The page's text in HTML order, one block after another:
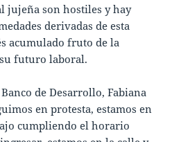
jujeña son hostiles y hay
derivadas de esta
acumulado fruto de la
futuro laboral.
de Desarrollo, Fabiana
en protesta, estamos en
cumpliendo el horario